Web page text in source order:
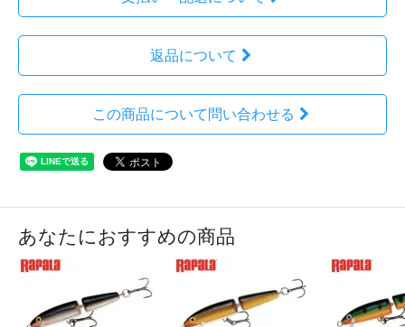
返品について
この商品について問い合わせる
あなたにおすすめの商品